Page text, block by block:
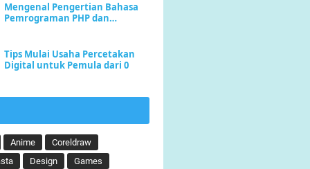
Mengenal Pengertian Bahasa
Pemrograman PHP dan
Tips Mulai Usaha Percetakan
Digital untuk Pemula dari 0
Anime
Coreldraw
Design
Games